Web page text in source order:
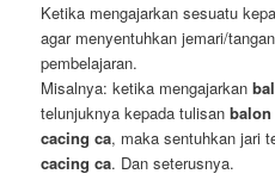
Ketika mengajarkan sesuatu
agar menyentuhkan jemari/
pembelajaran.
Misalnya: ketika mengajarkan
telunjuknya kepada tulisanbalon
cacing ca, maka sentuhkan jari
cacing ca. Dan seterusnya.